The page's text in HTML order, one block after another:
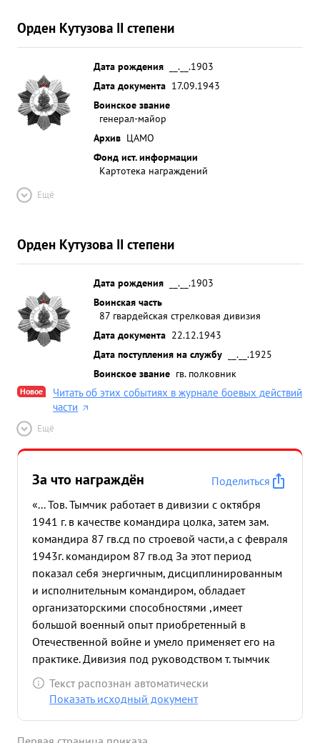
Орден Кутузова II степени
Дата рождения
__.__.1903
Дата документа 17.09.1943
Воинское звание
генерал-майор
Архив ЦАМО
Фонд ист. информации
Картотека награждений
Ещё
Орден Кутузова II степени
Дата рождения
__.__.1903
Воинская часть
87 гвардейская стрелковая дивизия
Дата документа 22.12.1943
Дата поступления на службу
__.__.1925
Воинское звание гв. полковник
Новое
Читать об этих событиях в журнале боевых действий
части
Ещё
За что награждён
Поделиться
«... Тов. Тымчик работает в дивизии с октября
1941 г. в качестве командира цолка, затем зам.
командира 87 гв.сд по строевой части,а с февраля
1943г. командиром 87 гв.од За этот период
показал себя энергичным, дисциплинированным
и исполнительным командиром, обладает
организаторскими способностями ,имеет
большой военный опыт приобретенный в
Отечественной войне и умело применяет его на
практике. Дивизия под руководством т. тымчик
вписала немало славных страни в истории
Отечественной войны всегда умело выполняет
Текст распознан автоматически
Показать исходный документ